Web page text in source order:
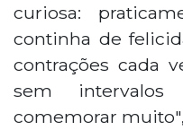
curiosa:
continha de
contrações cada
sem
comemorar